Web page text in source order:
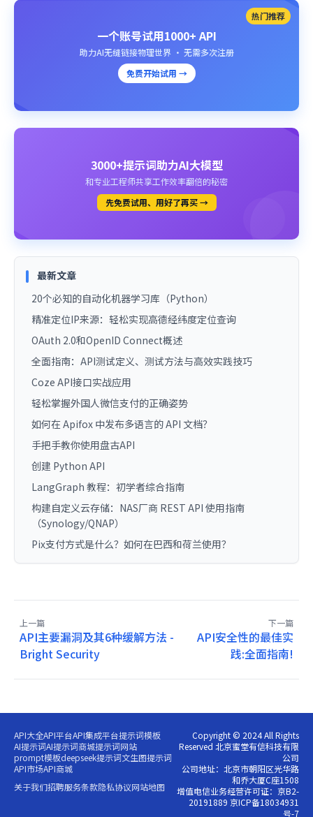
热门推荐
一个账号试用1000+ API
助力AI无缝链接物理世界 · 无需多次注册
免费开始试用 →
3000+提示词助力AI大模型
和专业工程师共享工作效率翻倍的秘密
先免费试用、用好了再买 →
最新文章
20个必知的自动化机器学习库（Python）
精准定位IP来源：轻松实现高德经纬度定位查询
OAuth 2.0和OpenID Connect概述
全面指南：API测试定义、测试方法与高效实践技巧
Coze API接口实战应用
轻松掌握外国人微信支付的正确姿势
如何在 Apifox 中发布多语言的 API 文档？
手把手教你使用盘古API
创建 Python API
LangGraph 教程：初学者综合指南
构建自定义云存储：NAS厂商 REST API 使用指南
（Synology/QNAP）
Pix支付方式是什么？如何在巴西和荷兰使用？
上一篇
API主要漏洞及其6种缓解方法 -
Bright Security
下一篇
API安全性的最佳实
践:全面指南!
API大全API平台API集成平台提示词模板
AI提示词AI提示词商城提示词网站
prompt模板deepseek提示词文生图提示词
API市场API商城
关于我们招聘服务条款隐私协议网站地图
Copyright © 2024 All Rights
Reserved 北京蜜堂有信科技有限
公司
公司地址：北京市朝阳区光华路
和乔大厦C座1508
增值电信业务经营许可证：京B2-
20191889 京ICP备18034931
号-7